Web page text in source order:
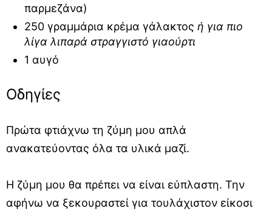
παρμεζάνα)
250 γραμμάρια κρέμα γάλακτος ή για πιο
λίγα λιπαρά στραγγιστό γιαούρτι
1 αυγό
Οδηγίες
Πρώτα φτιάχνω τη ζύμη μου απλά
ανακατεύοντας όλα τα υλικά μαζί.
Η ζύμη μου θα πρέπει να είναι εύπλαστη. Την
αφήνω να ξεκουραστεί για τουλάχιστον είκοσι